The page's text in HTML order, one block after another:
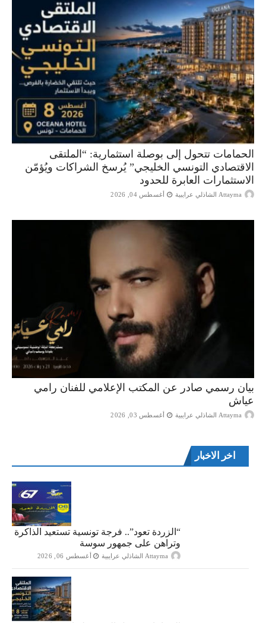
الحمامات تتحول إلى بوصلة استثمارية: “الملتقى
الاقتصادي التونسي الخليجي” يُرسخ الشراكات ويُؤمّن
الاستثمارات العابرة للحدود
Attayma الشاذلي عرايبية أغسطس 04, 2026
بيان رسمي صادر عن المكتب الإعلامي للفنان رامي
عياش
Attayma الشاذلي عرايبية أغسطس 03, 2026
اخر الاخبار
“الزردة تعود”.. فرجة تونسية تستعيد الذاكرة
وتراهن على جمهور سوسة
Attayma الشاذلي عرايبية أغسطس 06, 2026